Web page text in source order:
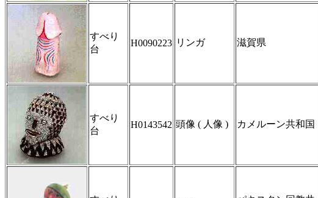
すべり
台
H0090223 リンガ 滋賀県
すべり
台
H0143542 頭像 ( 人像 ) カメルーン共和国